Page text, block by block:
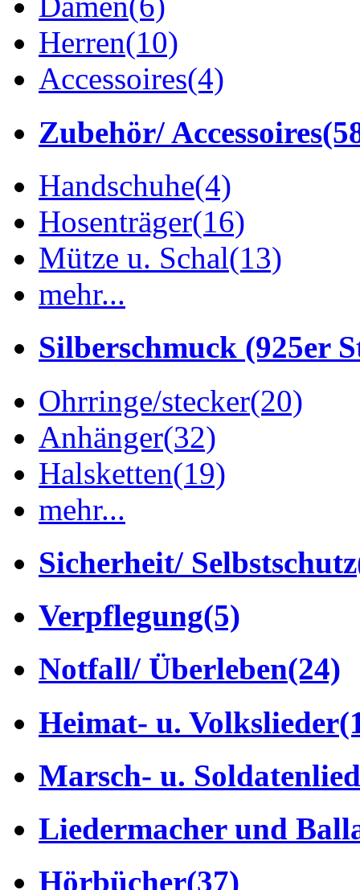
Herren(10)
Accessoires(4)
Zubehör/ Accessoires
Handschuhe(4)
Hosenträger(16)
Mütze u. Schal(13)
mehr...
Silberschmuck (925er
Ohrringe/stecker(20)
Anhänger(32)
Halsketten(19)
mehr...
Sicherheit/ Selbstschutz
Verpflegung(5)
Notfall/ Überleben(24)
Heimat- u. Volkslieder
Marsch- u.
Liedermacher und
Hörbücher(37)